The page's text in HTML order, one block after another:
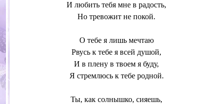
И любить тебя мне в радость,
Но тревожит не покой.
О тебе я лишь мечтаю
Рвусь к тебе я всей душой,
И в плену в твоем я буду,
Я стремлюсь к тебе родной.
Ты, как солнышко, сияешь,